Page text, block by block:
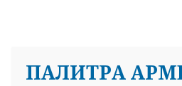
ПАЛИТРА